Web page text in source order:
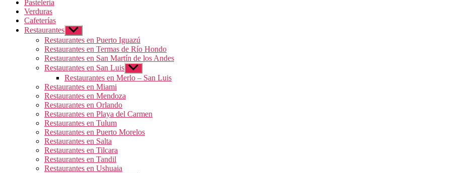
Pasteleria
Verduras
Cafeterías
Restaurantes Mostrar
el
submenú
Restaurantes en Puerto Iguazú
Restaurantes en Termas de Río Hondo
Restaurantes en San Martín de los Andes
Restaurantes en San Luis Mostrar
el
submenú
Restaurantes en Merlo – San Luis
Restaurantes en Miami
Restaurantes en Mendoza
Restaurantes en Orlando
Restaurantes en Playa del Carmen
Restaurantes en Tulum
Restaurantes en Puerto Morelos
Restaurantes en Salta
Restaurantes en Tilcara
Restaurantes en Tandil
Restaurantes en Ushuaia